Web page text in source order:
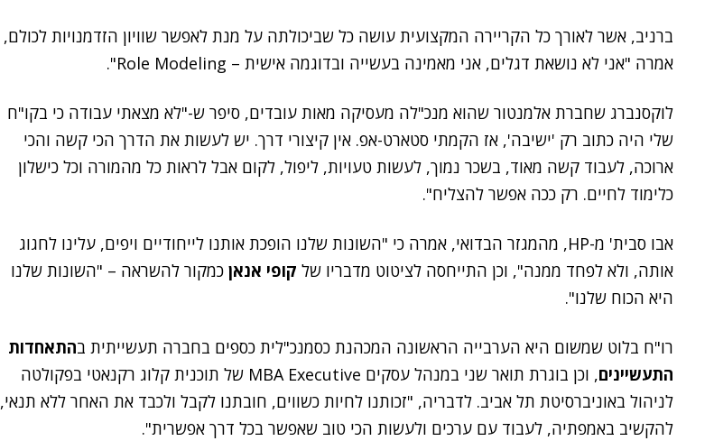
ברניב, אשר לאורך כל הקריירה המקצועית עושה כל שביכולתה על מנת לאפשר שוויון הזדמנויות לכולם,
אמרה "אני לא נושאת דגלים, אני מאמינה בעשייה ובדוגמה אישית – Role Modeling".
לוקסנברג שחברת אלמנטור שהוא מנכ"לה מעסיקה מאות עובדים, סיפר ש-"לא מצאתי עבודה כי בקו"ח
שלי היה כתוב רק 'ישיבה', אז הקמתי סטארט-אפ. אין קיצורי דרך. יש לעשות את הדרך הכי קשה והכי
ארוכה, לעבוד קשה מאוד, בשכר נמוך, לעשות טעויות, ליפול, לקום אבל לראות כל מהמורה וכל כישלון
כלימוד לחיים. רק ככה אפשר להצליח".
אבו סבית' מ-HP, מהמגזר הבדואי, אמרה כי "השונות שלנו הופכת אותנו לייחודיים ויפים, עלינו לחגוג
אותה, ולא לפחד ממנה", וכן התייחסה לציטוט מדבריו של קופי אנאן כמקור להשראה – "השונות שלנו
היא הכוח שלנו".
רו"ח בלוט שמשום היא הערבייה הראשונה המכהנת כסמנכ"לית כספים בחברה תעשייתית בהתאחדות
התעשיינים
, וכן בוגרת תואר שני במנהל עסקים MBA Executive של תוכנית קלוג רקנאטי בפקולטה
לניהול באוניברסיטת תל אביב. לדבריה, "זכותנו לחיות כשווים, חובתנו לקבל ולכבד את האחר ללא תנאי,
להקשיב באמפתיה, לעבוד עם ערכים ולעשות הכי טוב שאפשר בכל דרך אפשרית".